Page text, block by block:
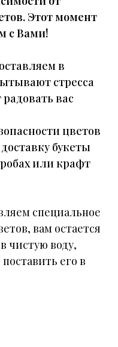
Этот момент
с Вами!
в
стресса
вас
цветов
букеты
или крафт
специальное
вам остается
чистую воду,
его в